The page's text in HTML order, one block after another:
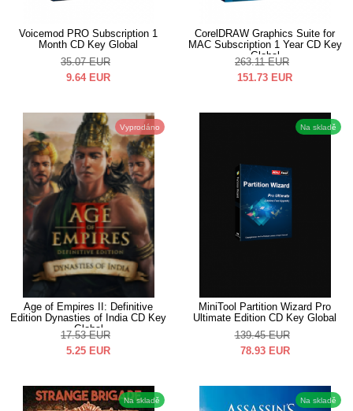
Voicemod PRO Subscription 1
Month CD Key Global
35.07 EUR
9.64 EUR
CorelDRAW Graphics Suite for
MAC Subscription 1 Year CD Key
Global
263.11 EUR
151.73 EUR
Vyprodáno
Age of Empires II: Definitive
Edition Dynasties of India CD Key
Global
17.53 EUR
5.25 EUR
Na skladě
MiniTool Partition Wizard Pro
Ultimate Edition CD Key Global
139.45 EUR
78.93 EUR
Na skladě Na skladě